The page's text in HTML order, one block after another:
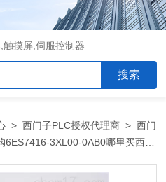
摸屏,伺服控制器
>西门子PLC授权代理商 >西门
6ES7416-3XL00-0AB0哪里买西门